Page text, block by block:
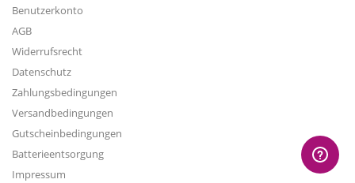
Benutzerkonto
AGB
Widerrufsrecht
Datenschutz
Zahlungsbedingungen
Versandbedingungen
Gutscheinbedingungen
Batterieentsorgung
Impressum